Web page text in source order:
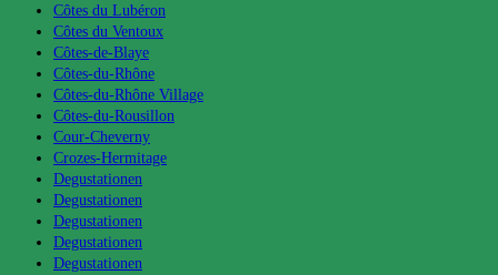
Côtes du Lubéron
Côtes du Ventoux
Côtes-de-Blaye
Côtes-du-Rhône
Côtes-du-Rhône Village
Côtes-du-Rousillon
Cour-Cheverny
Crozes-Hermitage
Degustationen
Degustationen
Degustationen
Degustationen
Degustationen